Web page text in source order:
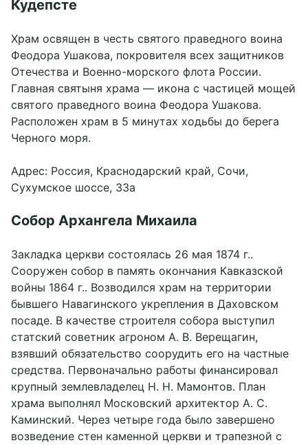
Кудепсте
Храм освящен в честь святого праведного воина
Феодора Ушакова, покровителя всех защитников
Отечества и Военно-морского флота России.
Главная святыня храма — икона с частицей мощей
святого праведного воина Феодора Ушакова.
Расположен храм в 5 минутах ходьбы до берега
Черного моря.
Адрес: Россия, Краснодарский край, Сочи,
Сухумское шоссе, 33а
Собор Архангела Михаила
Закладка церкви состоялась 26 мая 1874 г..
Сооружен собор в память окончания Кавказской
войны 1864 г.. Возводился храм на территории
бывшего Навагинского укрепления в Даховском
посаде. В качестве строителя собора выступил
статский советник агроном А. В. Верещагин,
взявший обязательство соорудить его на частные
средства. Первоначально работы финансировал
крупный землевладелец Н. Н. Мамонтов. План
храма выполнял Московский архитектор А. С.
Каминский. Через четыре года было завершено
возведение стен каменной церкви и трапезной с